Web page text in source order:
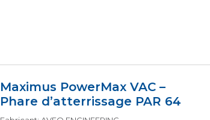
Maximus PowerMax VAC –
Phare d’atterrissage PAR 64